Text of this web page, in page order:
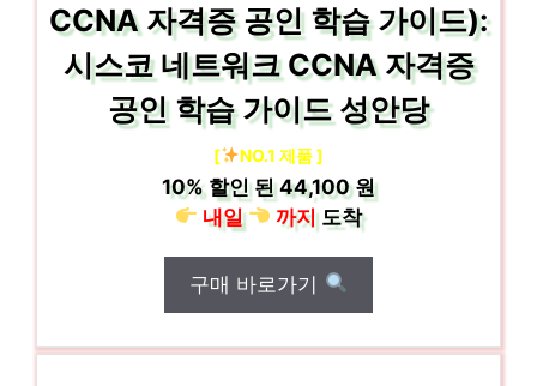
CCNA 자격증 공인 학습 가이드):
시스코 네트워크 CCNA 자격증
공인 학습 가이드 성안당
[ NO.1 제품 ]
10% 할인 된44,100 원
내일
까지도착
구매 바로가기